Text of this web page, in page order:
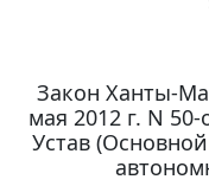
Закон Ханты-
мая 2012 г. N
Устав